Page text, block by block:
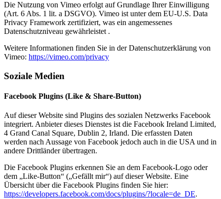
Die Nutzung von Vimeo erfolgt auf Grundlage Ihrer Einwilligung
(Art. 6 Abs. 1 lit. a DSGVO). Vimeo ist unter dem EU-U.S. Data
Privacy Framework zertifiziert, was ein angemessenes
Datenschutzniveau gewährleistet .
Weitere Informationen finden Sie in der Datenschutzerklärung von
Vimeo: https://vimeo.com/privacy
Soziale Medien
Facebook Plugins (Like & Share-Button)
Auf dieser Website sind Plugins des sozialen Netzwerks Facebook
integriert. Anbieter dieses Dienstes ist die Facebook Ireland Limited,
4 Grand Canal Square, Dublin 2, Irland. Die erfassten Daten
werden nach Aussage von Facebook jedoch auch in die USA und in
andere Drittländer übertragen.
Die Facebook Plugins erkennen Sie an dem Facebook-Logo oder
dem „Like-Button“ („Gefällt mir“) auf dieser Website. Eine
Übersicht über die Facebook Plugins finden Sie hier:
https://developers.facebook.com/docs/plugins/?locale=de_DE.